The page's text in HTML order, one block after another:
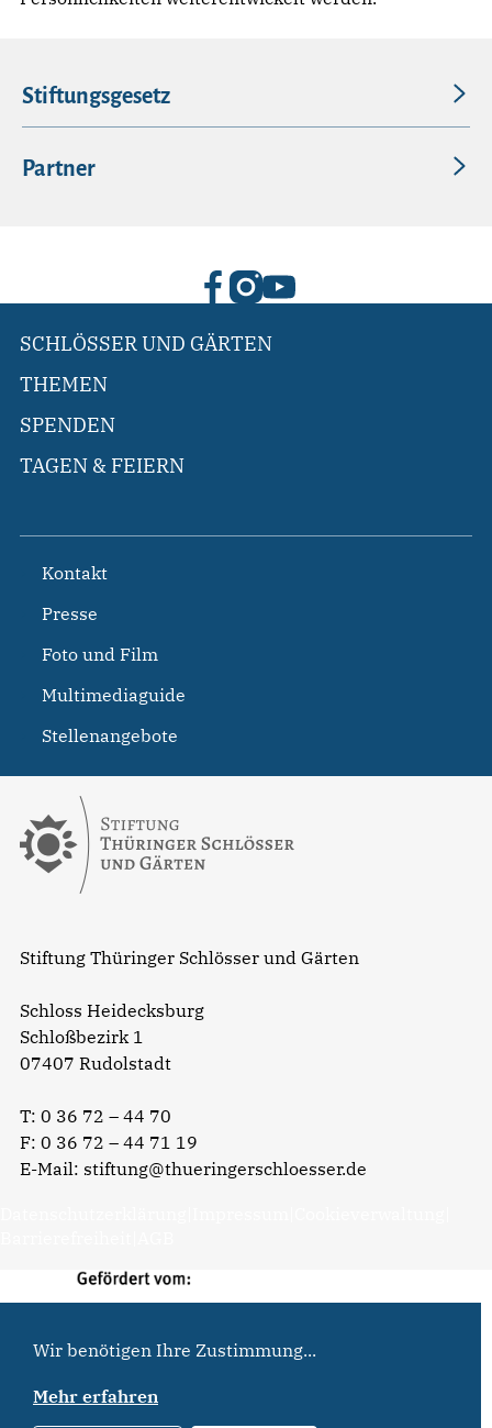
Stiftungsgesetz
Partner
Stiftung Thüringer Schlösser und Gärten
Schloss Heidecksburg
Schloßbezirk 1
07407 Rudolstadt
T: 0 36 72 – 44 70
F: 0 36 72 – 44 71 19
E-Mail: stiftung@thueringerschloesser.de
SCHLÖSSER UND GÄRTEN
THEMEN
SPENDEN
TAGEN & FEIERN
Kontakt
Presse
Foto und Film
Multimediaguide
Stellenangebote
Wir benötigen Ihre Zustimmung...
Mehr erfahren